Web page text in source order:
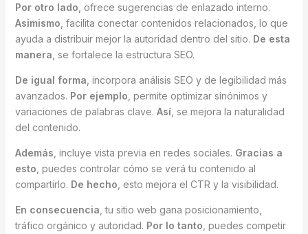
Por otro lado , ofrece sugerencias de enlazado interno.
Asimismo , facilita conectar contenidos relacionados, lo que
ayuda a distribuir mejor la autoridad dentro del sitio. De esta
manera , se fortalece la estructura SEO.
De igual forma , incorpora análisis SEO y de legibilidad más
avanzados. Por ejemplo , permite optimizar sinónimos y
variaciones de palabras clave. Así, se mejora la naturalidad
del contenido.
Además , incluye vista previa en redes sociales. Gracias a
esto , puedes controlar cómo se verá tu contenido al
compartirlo. De hecho , esto mejora el CTR y la visibilidad.
En consecuencia , tu sitio web gana posicionamiento,
tráfico orgánico y autoridad. Por lo tanto , puedes competir